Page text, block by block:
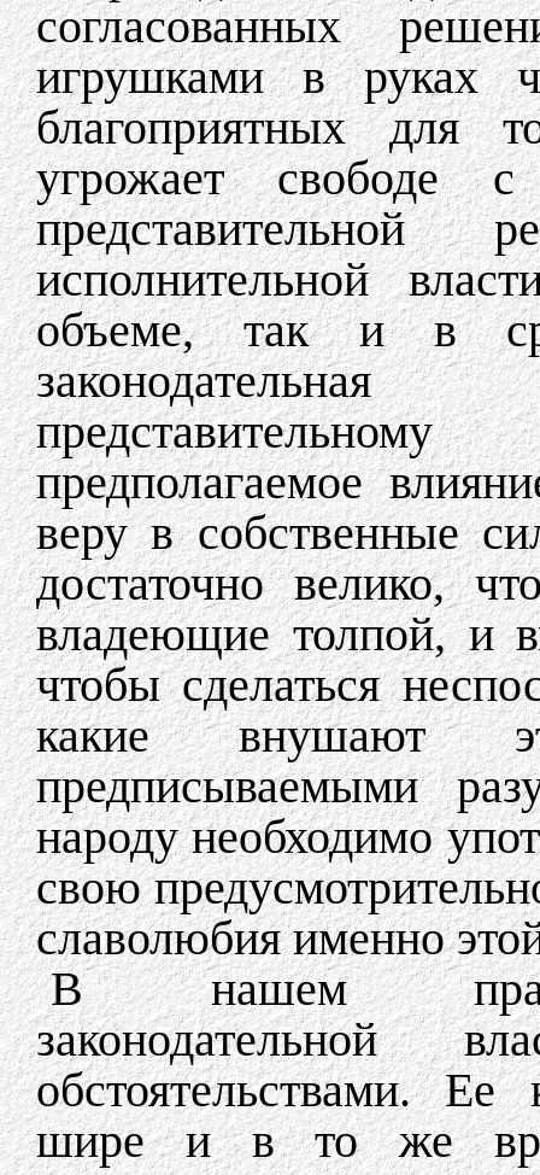
согласованных
игрушками в руках
благоприятных для
угрожает
представительной
исполнительной
объеме, так и в
предполагаемое
веру в собственные
достаточно велико,
владеющие толпой, и
чтобы сделаться
какие внушают
предписываемыми
народу необходимо
свою
славолюбия именно
В нашем
законодательной
обстоятельствами. Ее
шире и в то же